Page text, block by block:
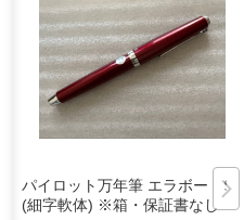
パイロット万年筆 エラボー SF
(細字軟体) ※箱・保証書なし